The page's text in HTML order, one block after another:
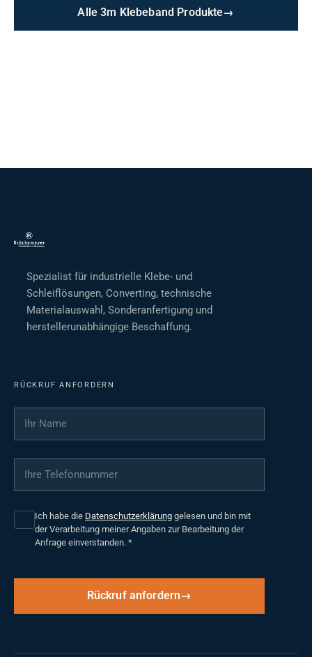
Alle 3m Klebeband Produkte→
Spezialist für industrielle Klebe- und
Schleiflösungen, Converting, technische
Materialauswahl, Sonderanfertigung und
herstellerunabhängige Beschaffung.
RÜCKRUF ANFORDERN
Ihr Name
Ihre Telefonnummer
Ich habe die Datenschutzerklärung gelesen und bin mit
der Verarbeitung meiner Angaben zur Bearbeitung der
Anfrage einverstanden. *
Rückruf anfordern